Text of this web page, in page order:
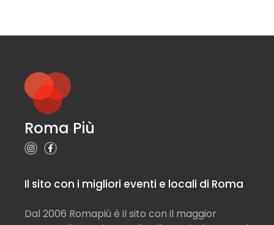
Roma Più
Il sito con i migliori eventi e locali di Roma
Dal 2006 Romapiù è il sito con il maggior